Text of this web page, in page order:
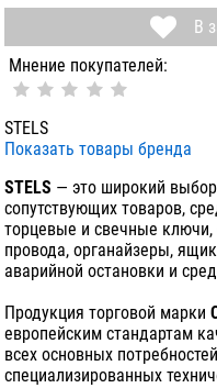
В
Мнение покупателей:
STELS
Показать товары бренда
STELS — это широкий
сопутствующих товаров,
торцевые и свечные ключи,
провода, органайзеры,
аварийной остановки и
Продукция торговой марки
европейским стандартам
всех основных
специализированных